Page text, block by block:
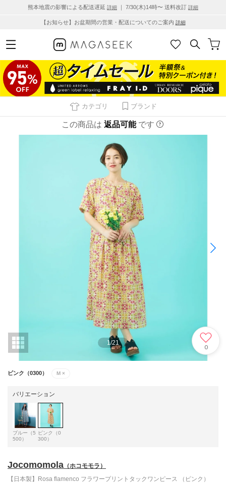
熊本地震の影響による配送遅延 詳細 ｜ 7/30(木)14時〜 送料改訂 詳細
【お知らせ】お盆期間の営業・配送についてのご案内 詳細
カテゴリ ブランド
この商品は 返品可能 です
1/21
0
ピンク（0300） M ×
バリエーション
ブルー（5
500）
ピンク（0
300）
Jocomomola （ホコモモラ）
【日本製】Rosa flamenco フラワープリントタックワンピース （ピンク）